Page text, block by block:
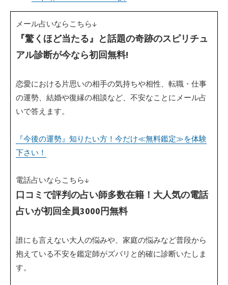
メール占いならこちら↓
『驚くほど当たる』と話題の奇跡のスピリチュ
アル診断が今なら初回無料!
恋愛における片思いの相手の気持ちや相性、転職・仕事
の運勢、結婚や復縁の相談など、不安なことにメール占
いで答えます。
『今後の運勢』知りたい方！今だけ≪無料鑑定≫を体験
下さい！
電話占いならこちら↓
口コミで評判の占い師多数在籍！大人気の電話
占いが初回全員3000円無料
誰にも言えない大人の悩みや、家庭の悩みなど普段から
抱えている不安を鑑定師がズバリと的確に診断いたしま
す。